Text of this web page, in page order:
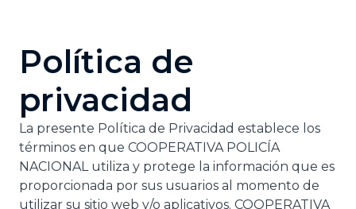
Política de
privacidad
La presente Política de Privacidad establece los
términos en que COOPERATIVA POLICÍA
NACIONAL utiliza y protege la información que es
proporcionada por sus usuarios al momento de
utilizar su sitio web y/o aplicativos. COOPERATIVA